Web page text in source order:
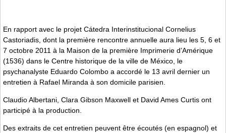
En rapport avec le projet Cátedra Interinstitucional Cornelius
Castoriadis, dont la première rencontre annuelle aura lieu les 5, 6 et
7 octobre 2011 à la Maison de la première Imprimerie d’Amérique
(1536) dans le Centre historique de la ville de México, le
psychanalyste Eduardo Colombo a accordé le 13 avril dernier un
entretien à Rafael Miranda à son domicile parisien.
Claudio Albertani, Clara Gibson Maxwell et David Ames Curtis ont
participé à la production.
Des extraits de cet entretien peuvent être écoutés (en espagnol) et